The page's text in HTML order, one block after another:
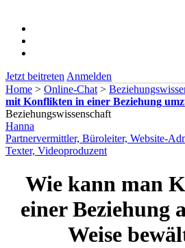
Jetzt beitreten Anmelden
Home > Online-Chat >
mit Konflikten in einer Beziehung
Beziehungswissenschaft
Hanna
Partnervermittler, Büroleiter, Website-
Texter, Videoproduzent
Wie kann man
einer Beziehung
Weise